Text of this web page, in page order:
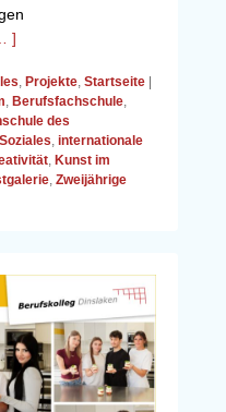
]
Projekte Startseite |
Berufsfachschule
des
internationale
Kunst im
Zweijährige